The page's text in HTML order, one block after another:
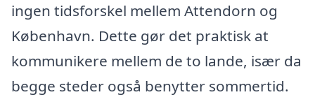
ingen tidsforskel mellem Attendorn og
København. Dette gør det praktisk at
kommunikere mellem de to lande, især da
begge steder også benytter sommertid.